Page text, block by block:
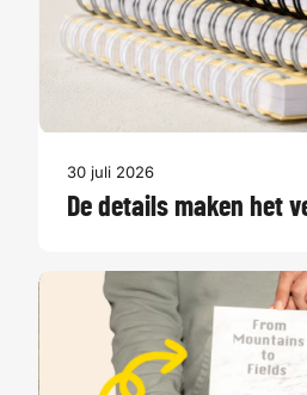
30 juli 2026
De details maken het